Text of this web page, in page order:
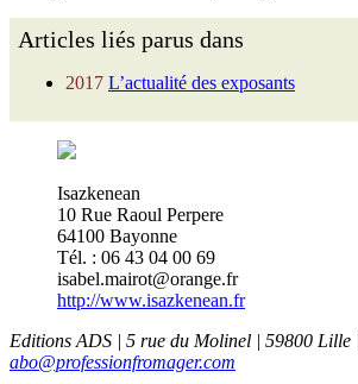
Articles liés parus dans
2017 L’actualité des exposants
Isazkenean
10 Rue Raoul Perpere
64100 Bayonne
Tél. : 06 43 04 00 69
isabel.mairot@orange.fr
http://www.isazkenean.fr
Editions ADS | 5 rue du Molinel | 59800 Lille
abo@professionfromager.com